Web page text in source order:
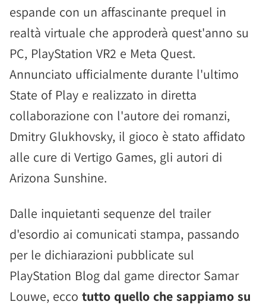
espande con un affascinante prequel in
realtà virtuale che approderà quest'anno su
PC, PlayStation VR2 e Meta Quest.
Annunciato ufficialmente durante l'ultimo
State of Play e realizzato in diretta
collaborazione con l'autore dei romanzi,
Dmitry Glukhovsky, il gioco è stato affidato
alle cure di Vertigo Games, gli autori di
Arizona Sunshine.
Dalle inquietanti sequenze del trailer
d'esordio ai comunicati stampa, passando
per le dichiarazioni pubblicate sul
PlayStation Blog dal game director Samar
Louwe, ecco tutto quello che sappiamo su